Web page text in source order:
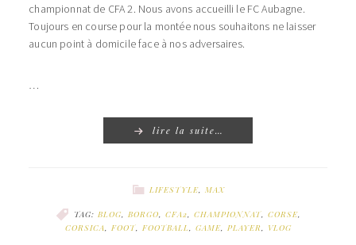
championnat de CFA 2. Nous avons accueilli le FC Aubagne.
Toujours en course pour la montée nous souhaitons ne laisser
aucun point à domicile face à nos adversaires.
…
lire la suite…
LIFESTYLE, MAX
TAG: BLOG, BORGO, CFA2, CHAMPIONNAT, CORSE,
CORSICA, FOOT, FOOTBALL, GAME, PLAYER, VLOG